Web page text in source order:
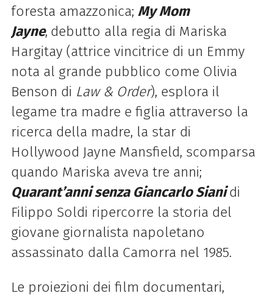
foresta amazzonica; My Mom
Jayne, debutto alla regia di Mariska
Hargitay (attrice vincitrice di un Emmy
nota al grande pubblico come Olivia
Benson di Law & Order), esplora il
legame tra madre e figlia attraverso la
ricerca della madre, la star di
Hollywood Jayne Mansfield, scomparsa
quando Mariska aveva tre anni;
Quarant’anni senza Giancarlo Siani di
Filippo Soldi ripercorre la storia del
giovane giornalista napoletano
assassinato dalla Camorra nel 1985.
Le proiezioni dei film documentari,